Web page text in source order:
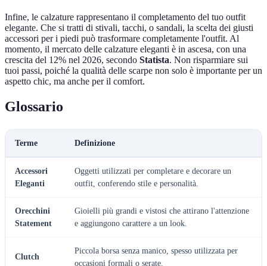
Infine, le calzature rappresentano il completamento del tuo outfit
elegante. Che si tratti di stivali, tacchi, o sandali, la scelta dei giusti
accessori per i piedi può trasformare completamente l'outfit. Al
momento, il mercato delle calzature eleganti è in ascesa, con una
crescita del 12% nel 2026, secondo Statista. Non risparmiare sui
tuoi passi, poiché la qualità delle scarpe non solo è importante per un
aspetto chic, ma anche per il comfort.
Glossario
Terme Definizione
Accessori
Eleganti
Oggetti utilizzati per completare e decorare un
outfit, conferendo stile e personalità.
Orecchini
Statement
Gioielli più grandi e vistosi che attirano l'attenzione
e aggiungono carattere a un look.
Clutch
Piccola borsa senza manico, spesso utilizzata per
occasioni formali o serate.